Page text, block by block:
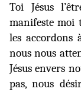
Toi Jésus
manifeste moi
les accordons
nous nous
Jésus envers
pas, nous